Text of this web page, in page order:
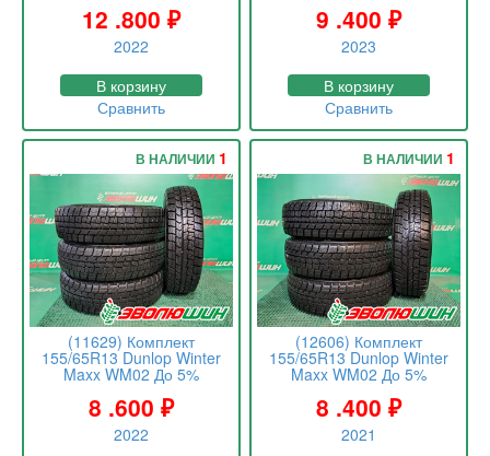
12 .800 ₽
2022
В корзину
Сравнить
9 .400₽
2023
В корзину
Сравнить
(11629) Комплект
155/65R13 Dunlop Winter
Maxx WM02 До 5%
8 .600 ₽
2022
В НАЛИЧИИ 1
(12606) Комплект
155/65R13 Dunlop Winter
Maxx WM02 До 5%
8 .400₽
2021
В НАЛИЧИИ 1